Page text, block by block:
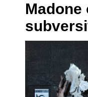
Madone